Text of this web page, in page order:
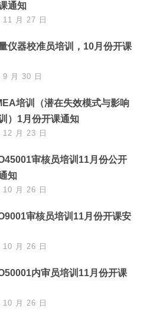
通知
月 27 日
仪器校准员培训，10月份开课
月 30 日
培训（潜在失效模式与影响
）1月份开课通知
月 23 日
审核员培训11月份公开
知
月 26 日
审核员培训11月份开课安
月 26 日
内审员培训11月份开课
月 26 日